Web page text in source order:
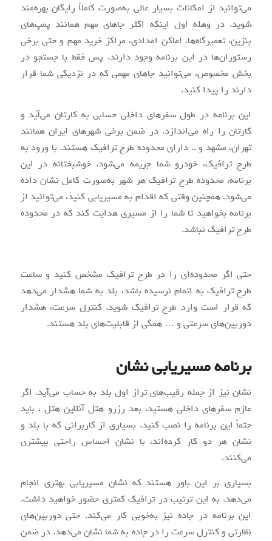
می‌توانید از امکانات بسیار عالی به‌صورت کاملاً رایگان بهره‌مند
شوید. در وهله اول اینکه اکثر جاهای مهم همانند پمپ‌های
بنزین، تعمیرگاه‌ها، اماکن امدادی، مراکز خرید مهم و حتی برخی
رستوران‌ها در این برنامه وجود دارند. پس فقط با جستجو در
بخش مخصوص، می‌توانید جاهای مهمی که در نزدیکی شما قرار
دارند را پیدا کنید.
این برنامه در طول سفرهای داخلی حسابی به کارتان می‌آید و
کارتان را راه می‌اندازد. در ضمن برخی شهرهای ایران همانند
تهران، مشهد و .. دارای محدوده طرح ترافیک هستند. با ورود به
طرح ترافیک، خودرو شما جریمه می‌شود. خوشبختانه در این
برنامه، محدوده طرح ترافیک هر شهر به‌صورت کامل نشان داده
می‌شود. همچنین وقتی که اقدام به مسیریابی کنید، می‌توانید از
برنامه بخواهید تا شما را از مسیری هدایت کند که در محدوده
طرح ترافیک نباشد.
حتی اگر محدوده‌ای را در طرح ترافیک مشخص کنید و ساعت
طرح ترافیک به اتمام نرسیده باشد، بلد به شما هشدار می‌دهد
که قرار است وارد طرح ترافیک شوید. کنترل سرعت، هشدار
دوربین‌های سرعتی و … همگی از قابلیت‌های بلد هستند.
برنامه مسیریابی نشان
نشان نیز از جمله رقیب‌های تراز اول بلد به حساب می‌آید. اگر
عازم سفرهای داخلی هستید، بعد رزرو هتل آنلاین هتل ، باید
حتماً این برنامه را نصب کنید. بسیاری از کاربرانی که با بلد و
نشان هر دو کار کرده‌اند، با نشان احساس راحتی بیشتری
می‌کنند.
بسیاری بر این باور هستند که نشان مسیریابی بهتری انجام
می‌دهد. به این ترتیب در ترافیک کمتری حضور خواهید داشت.
این برنامه در جاده نیز به‌خوبی کار می‌کند. حتی دوربین‌های
نظارتی و کنترل سرعت را در جاده به شما نشان می‌دهد. در ضمن